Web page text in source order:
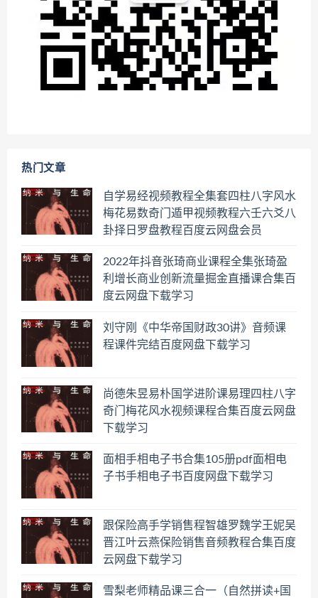
热门文章
自学易经视频教程全集套四柱八字风水
梅花易数奇门遁甲视频教程六壬六爻八
卦择日罗盘教程百度云网盘会员
2022年抖音张琦商业课程全集张琦盈
利增长商业创新流量掘金直播课合集百
度云网盘下载学习
刘守刚《中华帝国财政30讲》音频课
程课件完结百度网盘下载学习
尚德朱昱易朴国学进阶课易理四柱八字
奇门梅花风水视频课程合集百度云网盘
下载学习
面相手相电子书合集105册pdf面相电
子书手相电子书百度网盘下载学习
跟保险高手学销售程智雄罗魏学王妮吴
晋江叶云燕保险销售音频教程合集百度
云网盘下载学习
雪梨老师精品课三合一（自然拼读+国